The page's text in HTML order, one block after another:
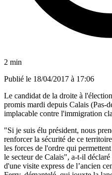
2 min
Publié le 18/04/2017 à 17:06
Le candidat de la droite à
promis mardi depuis Calais (Pas-
implacable contre l'immigration
"Si je suis élu président, nous
renforcer la sécurité de ce
les forces de l'ordre qui
le secteur de Calais", a-t-il
d'une visite express de l’ancien